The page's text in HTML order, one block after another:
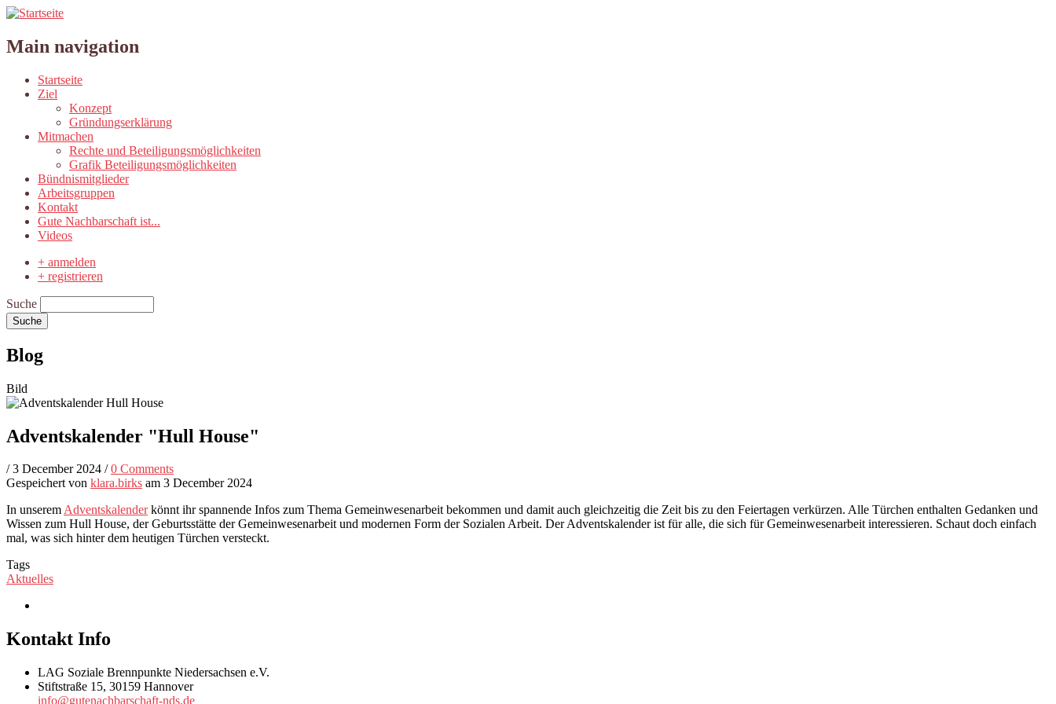
Main navigation
Startseite
Ziel
Konzept
Gründungserklärung
Mitmachen
Rechte und Beteiligungsmöglichkeiten
Grafik Beteiligungsmöglichkeiten
Bündnismitglieder
Arbeitsgruppen
Kontakt
Gute Nachbarschaft ist...
Videos
+ anmelden
+ registrieren
Suche
Blog
Bild
Adventskalender "Hull House"
/3 December 2024 /0 Comments
Gespeichert von klara.birks am 3 December 2024
In unseremAdventskalenderkönnt ihr spannende Infos zum Thema Gemeinwesenarbeit bekommen und damit auch gleichzeitig die Zeit bis zu den Feiertagen verkürzen. Alle Türchen enthalten Gedanken und
Wissen zum Hull House, der Geburtsstätte der Gemeinwesenarbeit und modernen Form der Sozialen Arbeit. Der Adventskalender ist für alle, die sich für Gemeinwesenarbeit interessieren. Schaut doch einfach
mal, was sich hinter dem heutigen Türchen versteckt.
Tags
Aktuelles
Kontakt Info
LAG Soziale Brennpunkte Niedersachsen e.V.
Stiftstraße 15, 30159 Hannover
info@gutenachbarschaft-nds.de